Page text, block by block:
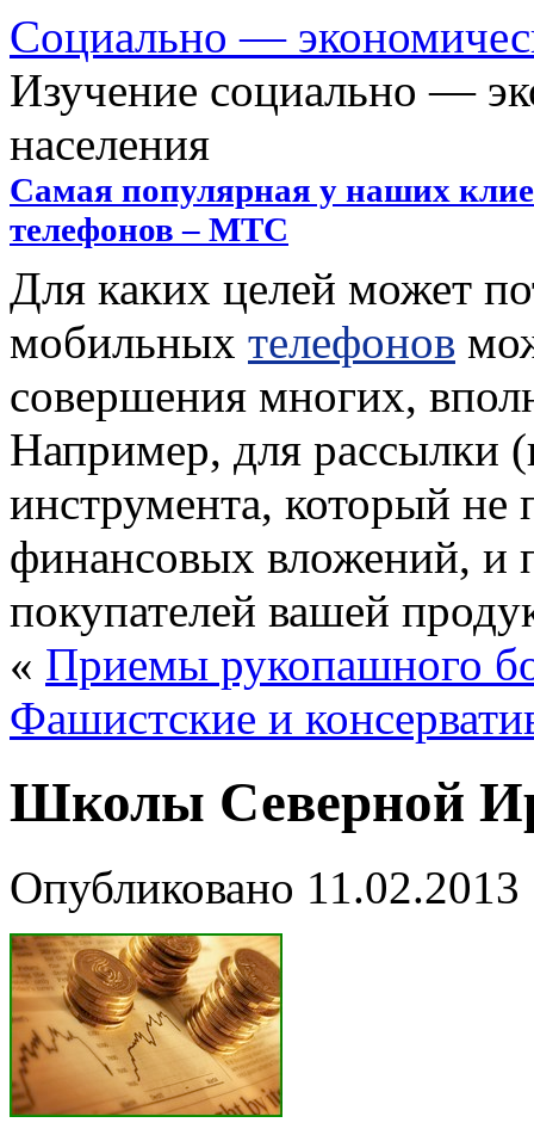
Cоциально —
Изучение социально —
населения
Самая популярная у наших
телефонов – МТС
Для каких целей может
мобильных телефонов
совершения многих,
Например, для рассылки
инструмента, который не
финансовых вложений, и
покупателей вашей
« Приемы рукопашно­го
Фашист­ские и
Школы Северной
Опубликовано 11.02.2013